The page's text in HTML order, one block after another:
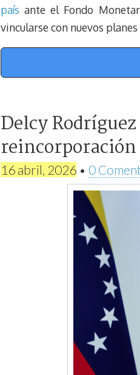
país ante el Fondo
vincularse con nuevos
Delcy
reincorporación
16 abril, 2026 • 0